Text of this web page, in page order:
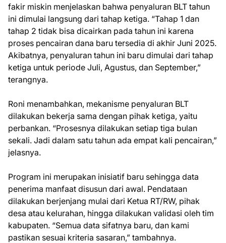
fakir miskin menjelaskan bahwa penyaluran BLT tahun
ini dimulai langsung dari tahap ketiga. “Tahap 1 dan
tahap 2 tidak bisa dicairkan pada tahun ini karena
proses pencairan dana baru tersedia di akhir Juni 2025.
Akibatnya, penyaluran tahun ini baru dimulai dari tahap
ketiga untuk periode Juli, Agustus, dan September,”
terangnya.
Roni menambahkan, mekanisme penyaluran BLT
dilakukan bekerja sama dengan pihak ketiga, yaitu
perbankan. “Prosesnya dilakukan setiap tiga bulan
sekali. Jadi dalam satu tahun ada empat kali pencairan,”
jelasnya.
Program ini merupakan inisiatif baru sehingga data
penerima manfaat disusun dari awal. Pendataan
dilakukan berjenjang mulai dari Ketua RT/RW, pihak
desa atau kelurahan, hingga dilakukan validasi oleh tim
kabupaten. “Semua data sifatnya baru, dan kami
pastikan sesuai kriteria sasaran,” tambahnya.